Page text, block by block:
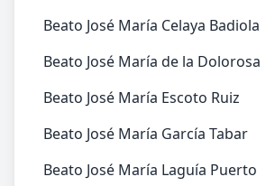
Beato José María Celaya Badiola
Beato José María de la Dolorosa
Beato José María Escoto Ruiz
Beato José María García Tabar
Beato José María Laguía Puerto